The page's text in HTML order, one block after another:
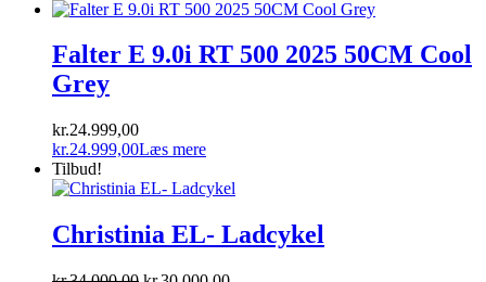
Falter E 9.0i RT 500 2025 50CM Cool
Grey
kr.24.999,00
kr.24.999,00Læs mere
Tilbud!
Christinia EL- Ladcykel